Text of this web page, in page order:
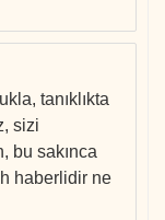
tanıklıkta
sizi
bu sakınca
haberlidir ne